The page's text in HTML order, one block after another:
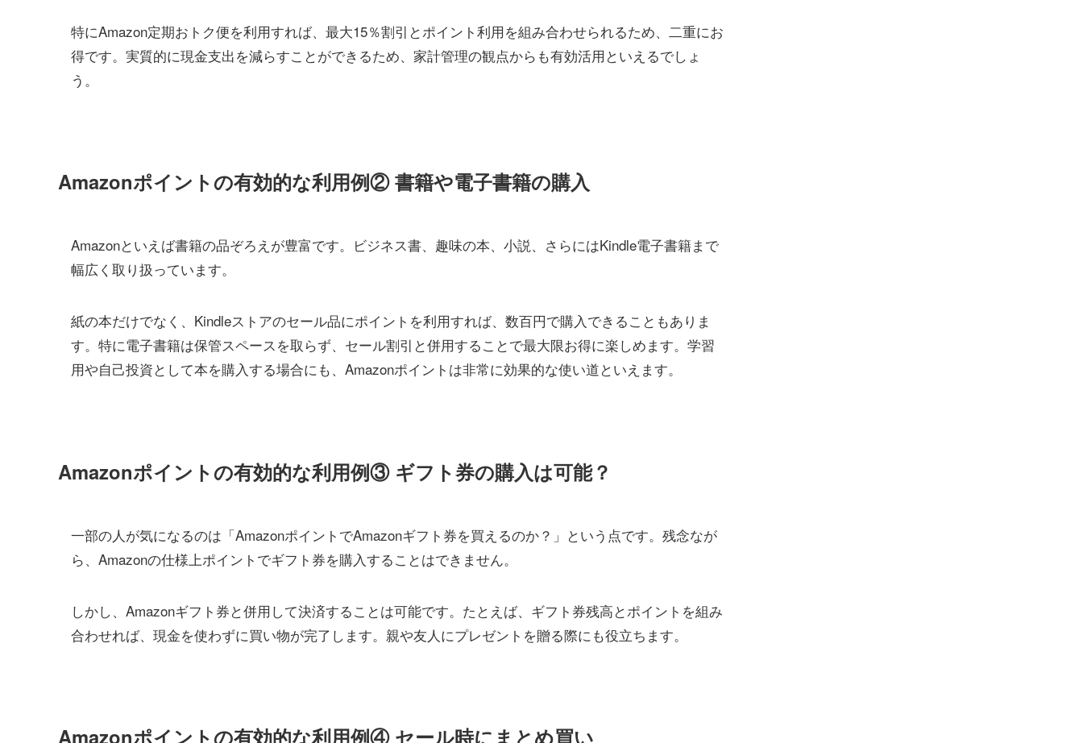
特にAmazon定期おトク便を利用すれば、最大15％割引とポイント利用を組み合わせられるため、二重にお
得です。実質的に現金支出を減らすことができるため、家計管理の観点からも有効活用といえるでしょ
う。
Amazonポイントの有効的な利用例② 書籍や電子書籍の購入
Amazonといえば書籍の品ぞろえが豊富です。ビジネス書、趣味の本、小説、さらにはKindle電子書籍まで
幅広く取り扱っています。
紙の本だけでなく、Kindleストアのセール品にポイントを利用すれば、数百円で購入できることもありま
す。特に電子書籍は保管スペースを取らず、セール割引と併用することで最大限お得に楽しめます。学習
用や自己投資として本を購入する場合にも、Amazonポイントは非常に効果的な使い道といえます。
Amazonポイントの有効的な利用例③ ギフト券の購入は可能？
一部の人が気になるのは「AmazonポイントでAmazonギフト券を買えるのか？」という点です。残念なが
ら、Amazonの仕様上ポイントでギフト券を購入することはできません。
しかし、Amazonギフト券と併用して決済することは可能です。たとえば、ギフト券残高とポイントを組み
合わせれば、現金を使わずに買い物が完了します。親や友人にプレゼントを贈る際にも役立ちます。
Amazonポイントの有効的な利用例④ セール時にまとめ買い